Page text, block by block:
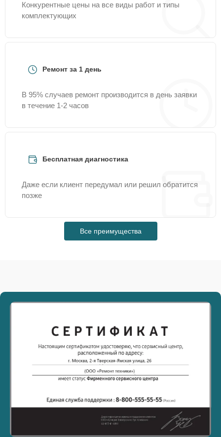
Конкурентные цены на все виды работ и типы
комплектующих
Ремонт за 1 день
В 95% случаев ремонт производится в день заявки
в течение 1-2 часов
Бесплатная диагностика
Даже если клиент передумал или решил обратится
позже
Все преимущества